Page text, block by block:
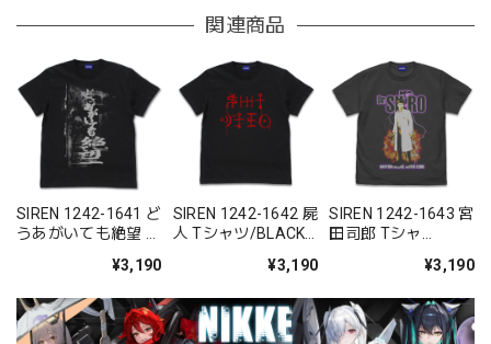
関連商品
SIREN 1242-1641 ど
うあがいても絶望 T
¥3,190
SIREN 1242-1642 屍
人 Tシャツ/BLACK-
¥3,190
SIREN 1242-1643 宮
田司郎 Tシャ
¥3,190